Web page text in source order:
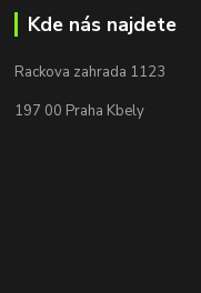
Kde nás najdete
Rackova zahrada 1123
197 00 Praha Kbely